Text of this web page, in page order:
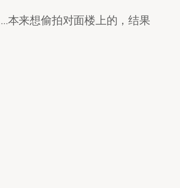
本来想偷拍对面楼上的，结果